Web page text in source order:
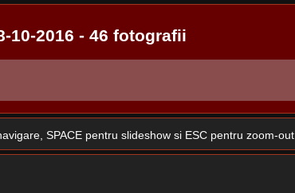
10-2016 - 46 fotografii
SPACE pentru slideshow si ESC pentru zoom-out.